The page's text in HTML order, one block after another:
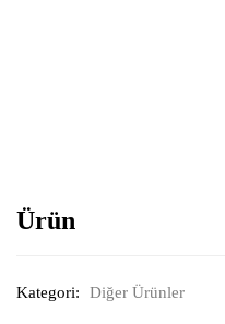
Ürün
Kategori: Diğer Ürünler